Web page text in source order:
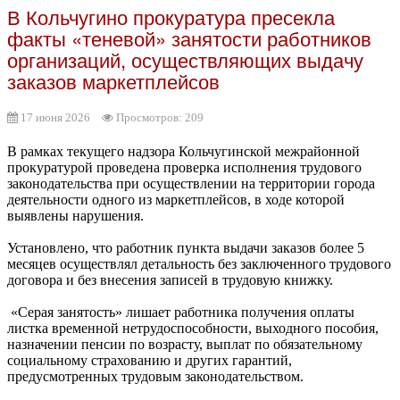
В Кольчугино прокуратура пресекла
факты «теневой» занятости работников
организаций, осуществляющих выдачу
заказов маркетплейсов
17 июня 2026 Просмотров: 209
В рамках текущего надзора Кольчугинской межрайонной
прокуратурой проведена проверка исполнения трудового
законодательства при осуществлении на территории города
деятельности одного из маркетплейсов, в ходе которой
выявлены нарушения.
Установлено, что работник пункта выдачи заказов более 5
месяцев осуществлял детальность без заключенного трудового
договора и без внесения записей в трудовую книжку.
«Серая занятость» лишает работника получения оплаты
листка временной нетрудоспособности, выходного пособия,
назначении пенсии по возрасту, выплат по обязательному
социальному страхованию и других гарантий,
предусмотренных трудовым законодательством.